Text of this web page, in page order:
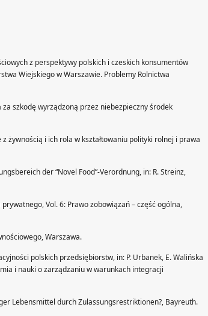
z perspektywy polskich i czeskich konsumentów
Wiejskiego w Warszawie. Problemy Rolnictwa
za szkodę wyrządzoną przez niebezpieczny środek
żywnością i ich rola w kształtowaniu polityki rolnej i prawa
der “Novel Food”-Verordnung, in: R. Streinz,
Vol. 6: Prawo zobowiązań – część ogólna,
Warszawa.
polskich przedsiębiorstw, in: P. Urbanek, E. Walińska
i nauki o zarządzaniu w warunkach integracji
Lebensmittel durch Zulassungsrestriktionen?, Bayreuth.